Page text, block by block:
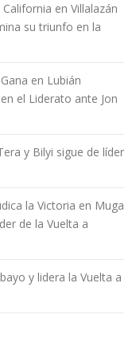
en Villalazán
su triunfo en la
en Lubián
el Liderato ante Jon
y Bilyi sigue de líder
la Victoria en Muga
de la Vuelta a
y lidera la Vuelta a